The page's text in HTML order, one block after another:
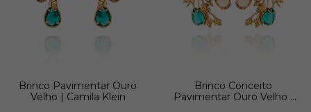
Brinco Pavimentar Ouro
Velho | Camila Klein
Brinco Conceito
Pavimentar Ouro Velho |